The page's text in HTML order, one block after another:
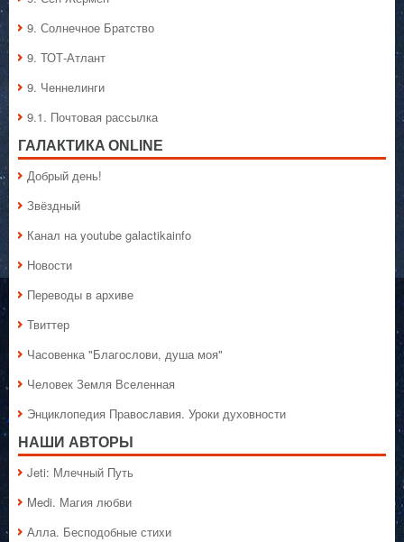
9. Солнечное Братство
9. ТОТ-Атлант
9. Ченнелинги
9.1. Почтовая рассылка
ГАЛАКТИКA ONLINE
Добрый день!
Звёздный
Канал на youtube galactikainfo
Новости
Переводы в архиве
Твиттер
Часовенка "Благослови, душа моя"
Человек Земля Вселенная
Энциклопедия Православия. Уроки духовности
НАШИ АВТОРЫ
Jeti: Млечный Путь
Medi. Магия любви
Алла. Бесподобные стихи